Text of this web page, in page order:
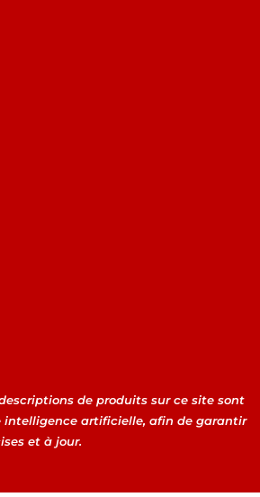
de produits sur ce site sont
intelligence artificielle, afin de garantir
et à jour.